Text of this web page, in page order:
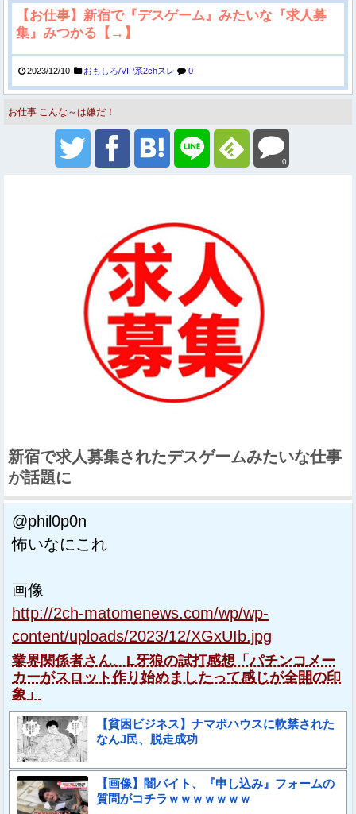
【お仕事】新宿で『デスゲーム』みたいな『求人募
集』みつかる【→】
2023/12/10 おもしろ/VIP系2chスレ 0
お仕事 こんな～は嫌だ！
0
新宿で求人募集されたデスゲームみたいな仕事
が話題に
@phil0p0n
怖いなにこれ
画像
http://2ch-matomenews.com/wp/wp-
content/uploads/2023/12/XGxUIb.jpg
業界関係者さん、L牙狼の試打感想「パチンコメー
カーがスロット作り始めましたって感じが全開の印
象」
【貧困ビジネス】ナマポハウスに軟禁された
なんJ民、脱走成功
【画像】闇バイト、『申し込み』フォームの
質問がコチラｗｗｗｗｗｗｗ